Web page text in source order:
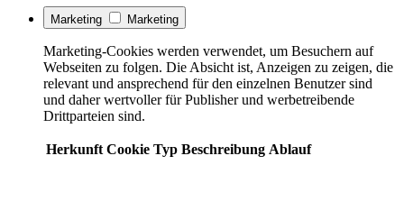
Marketing Marketing
Marketing-Cookies werden verwendet, um Besuchern auf
Webseiten zu folgen. Die Absicht ist, Anzeigen zu zeigen, die
relevant und ansprechend für den einzelnen Benutzer sind
und daher wertvoller für Publisher und werbetreibende
Drittparteien sind.
Herkunft Cookie Typ Beschreibung Ablauf